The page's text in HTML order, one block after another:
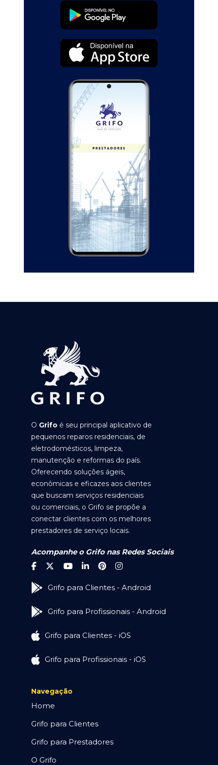
O Grifo é seu principal aplicativo de
pequenos reparos residenciais, de
eletrodomésticos, limpeza,
manutenção e reformas do país.
Oferecendo soluções ágeis,
econômicas e eficazes aos clientes
que buscam serviços residenciais
ou comerciais, o Grifo se propõe a
conectar clientes com os melhores
prestadores de serviço locais.
Acompanhe o Grifo nas Redes Sociais
Grifo para Clientes - Android
Grifo para Profissionais - Android
Grifo para Clientes - iOS
Grifo para Profissionais - iOS
Navegação
Home
Grifo para Clientes
Grifo para Prestadores
O Grifo